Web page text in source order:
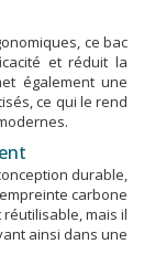
ce bac
et réduit la
également une
ce qui le rend
durable,
carbone
mais il
ainsi dans une